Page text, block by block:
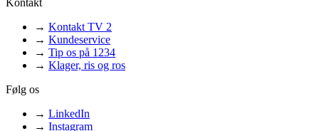
Kontakt
→ Kontakt TV 2
→ Kundeservice
→ Tip os på 1234
→ Klager, ris og ros
Følg os
→ LinkedIn
→ Instagram